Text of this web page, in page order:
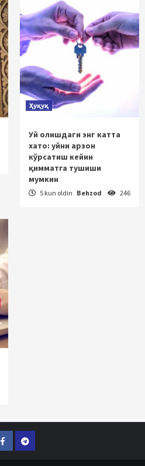
Ҳуқуқ
Уй олишдаги энг катта
хато: уйни арзон
кўрсатиш кейин
қимматга тушиши
мумкин
5 kun oldin Behzod 246
FacebookTelegram